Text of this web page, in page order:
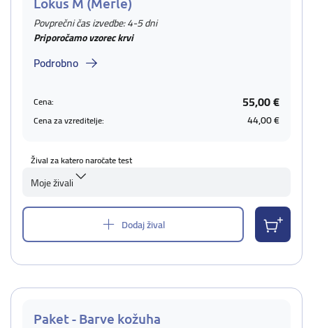
Povprečni čas izvedbe: 4-5 dni
Priporočamo vzorec krvi
Podrobno
Cena: 55,00 €
Cena za vzreditelje: 44,00 €
Žival za katero naročate test
Moje živali
Dodaj žival
Paket - Barve kožuha